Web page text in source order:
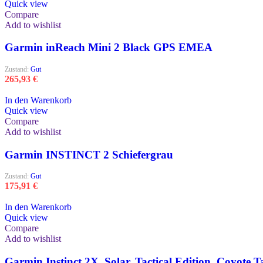
Quick view
Compare
Add to wishlist
Garmin inReach Mini 2 Black GPS EMEA
Zustand: Gut
265,93 €
In den Warenkorb
Quick view
Compare
Add to wishlist
Garmin INSTINCT 2 Schiefergrau
Zustand: Gut
175,91 €
In den Warenkorb
Quick view
Compare
Add to wishlist